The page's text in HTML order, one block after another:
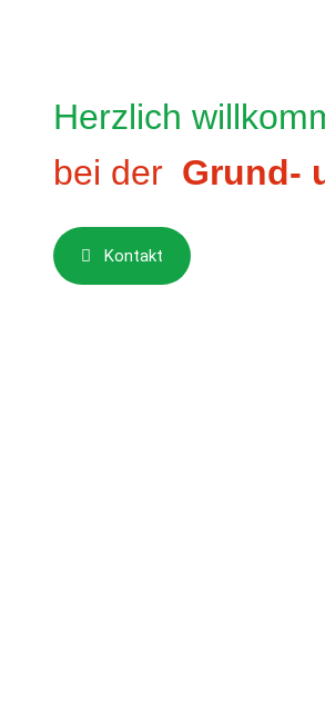
Herzlich
bei der Grund-
Kontakt